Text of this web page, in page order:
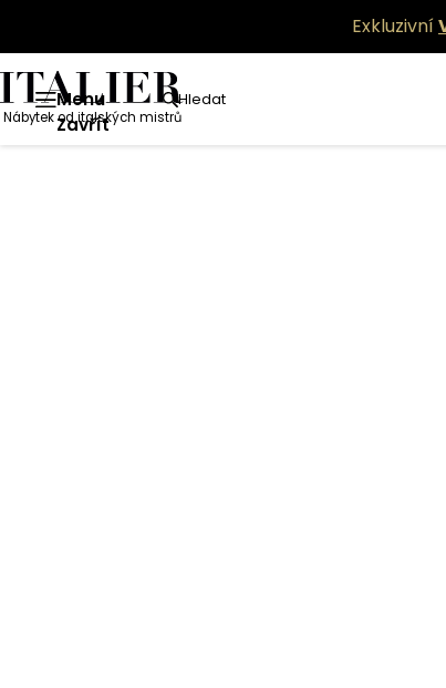
Exkluzivní
Menu
Zavřít
Hledat
Nábytek od italských mistrů